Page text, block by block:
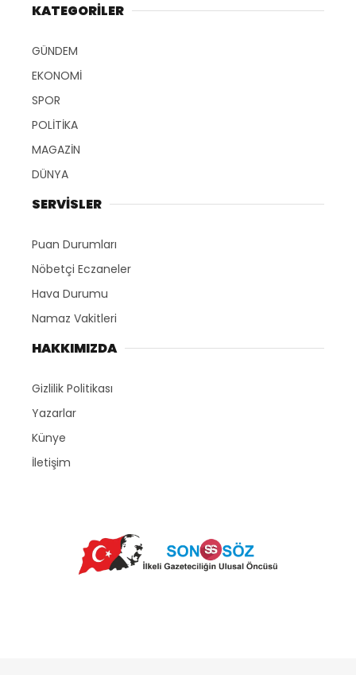
KATEGORİLER
GÜNDEM
EKONOMİ
SPOR
POLİTİKA
MAGAZİN
DÜNYA
SERVİSLER
Puan Durumları
Nöbetçi Eczaneler
Hava Durumu
Namaz Vakitleri
HAKKIMIZDA
Gizlilik Politikası
Yazarlar
Künye
İletişim